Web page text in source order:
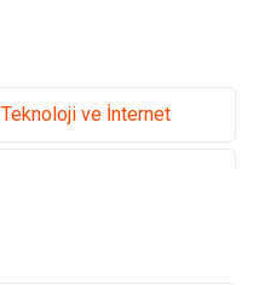
Teknoloji ve İnternet